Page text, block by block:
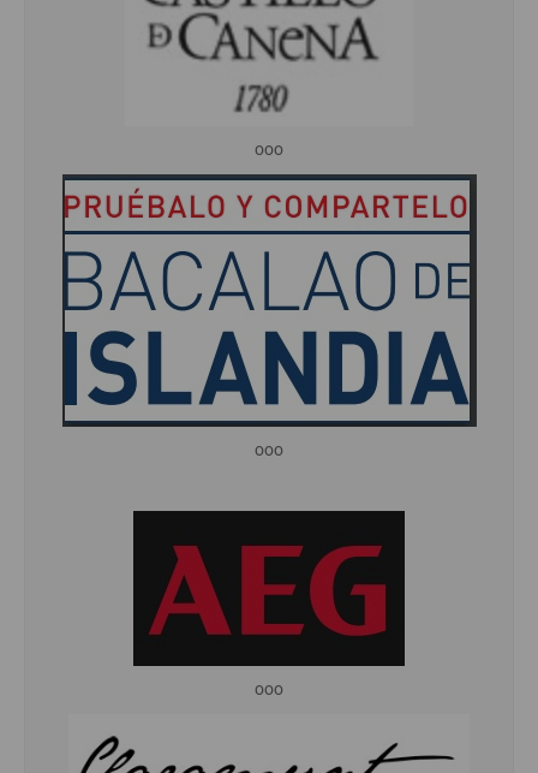
ooo
ooo
ooo